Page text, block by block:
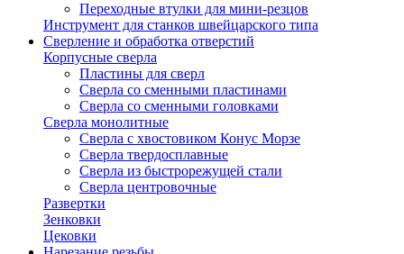
Переходные втулки для мини-резцов
Инструмент для станков швейцарского типа
Сверление и обработка отверстий
Корпусные сверла
Пластины для сверл
Сверла со сменными пластинами
Сверла со сменными головками
Сверла монолитные
Сверла с хвостовиком Конус Морзе
Сверла твердосплавные
Сверла из быстрорежущей стали
Сверла центровочные
Развертки
Зенковки
Цековки